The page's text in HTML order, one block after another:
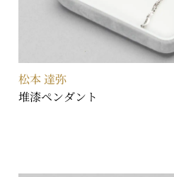
松本 達弥
堆漆ペンダント